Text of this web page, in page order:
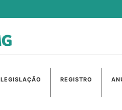
LEGISLAÇÃO REGISTRO